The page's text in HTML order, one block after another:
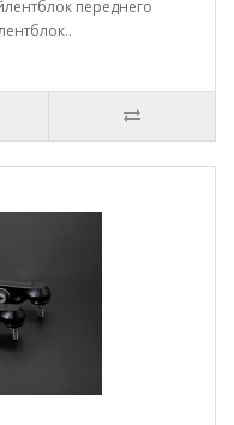
переднего